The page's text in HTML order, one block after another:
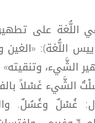
على تطهير
اللُّغة): «الغين
وتنقيته»
الشَّيء غَسْلاً
غُسْلٌ وغُسُلٌ.